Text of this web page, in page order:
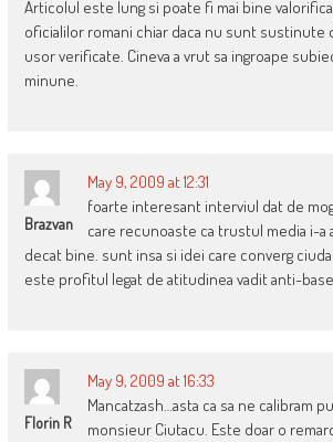
Articolul este lung si poate fi mai bine
oficialilor romani chiar daca nu sunt
usor verificate. Cineva a vrut sa ingroape
minune.
Brazvan
May 9, 2009 at 12:31
foarte interesant interviul dat de
care recunoaste ca trustul media i-a
decat bine. sunt insa si idei care converg
este profitul legat de atitudinea vadit anti-
Florin R
May 9, 2009 at 16:33
Mancatzash…asta ca sa ne calibram
monsieur Ciutacu. Este doar o